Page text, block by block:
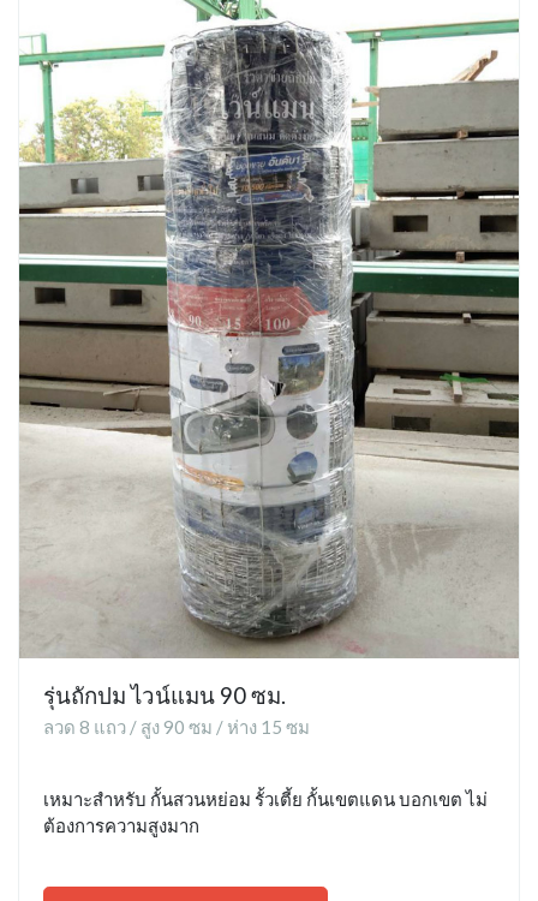
รุ่นถักปม ไวน์แมน 90 ซม.
ลวด 8 แถว / สูง 90 ซม / ห่าง 15 ซม
เหมาะสำหรับ กั้นสวนหย่อม รั้วเตี้ย กั้นเขตแดน บอกเขต ไม่
ต้องการความสูงมาก